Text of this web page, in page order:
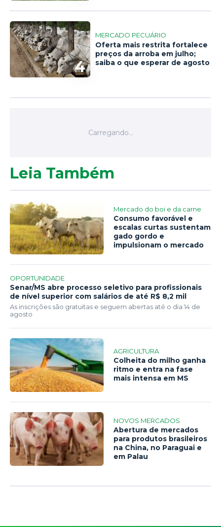
4
MERCADO PECUÁRIO
Oferta mais restrita fortalece
preços da arroba em julho;
saiba o que esperar de agosto
Leia Também
Mercado do boi e da carne
Consumo favorável e
escalas curtas sustentam
gado gordo e
impulsionam o mercado
OPORTUNIDADE
Senar/MS abre processo seletivo para profissionais
de nível superior com salários de até R$ 8,2 mil
As inscrições são gratuitas e seguem abertas até o dia 14 de
agosto
AGRICULTURA
Colheita do milho ganha
ritmo e entra na fase
mais intensa em MS
NOVOS MERCADOS
Abertura de mercados
para produtos brasileiros
na China, no Paraguai e
em Palau